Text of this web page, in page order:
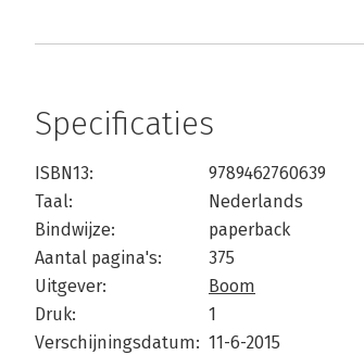
Specificaties
ISBN13:
9789462760639
Taal:
Nederlands
Bindwijze:
paperback
Aantal pagina's:
375
Uitgever:
Boom
Druk:
1
Verschijningsdatum: 11-6-2015